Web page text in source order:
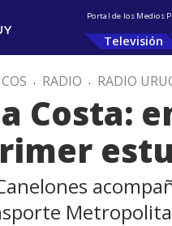
Portal de los Medios
Televisión
. RADIO . RADIO
Costa: